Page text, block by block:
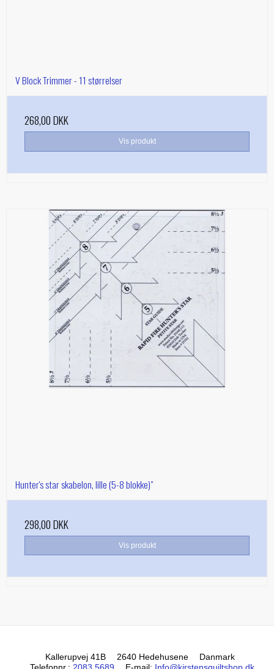
V Block Trimmer - 11 størrelser
268,00 DKK
Vis produkt
Hunter's star skabelon, lille (5-8 blokke)"
298,00 DKK
Vis produkt
Kallerupvej 41B 2640 Hedehusene
Danmark